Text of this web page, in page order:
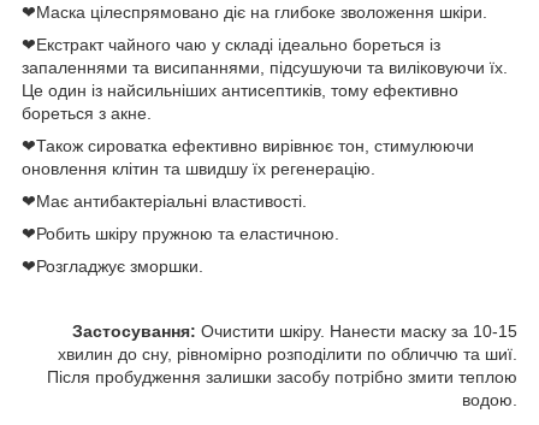
❤Маска цілеспрямовано діє на глибоке зволоження шкіри.
❤Екстракт чайного чаю у складі ідеально бореться із
запаленнями та висипаннями, підсушуючи та виліковуючи їх.
Це один із найсильніших антисептиків, тому ефективно
бореться з акне.
❤Також сироватка ефективно вирівнює тон, стимулюючи
оновлення клітин та швидшу їх регенерацію.
❤Має антибактеріальні властивості.
❤Робить шкіру пружною та еластичною.
❤Розгладжує зморшки.
Застосування: Очистити шкіру. Нанести маску за 10-15
хвилин до сну, рівномірно розподілити по обличчю та шиї.
Після пробудження залишки засобу потрібно змити теплою
водою.